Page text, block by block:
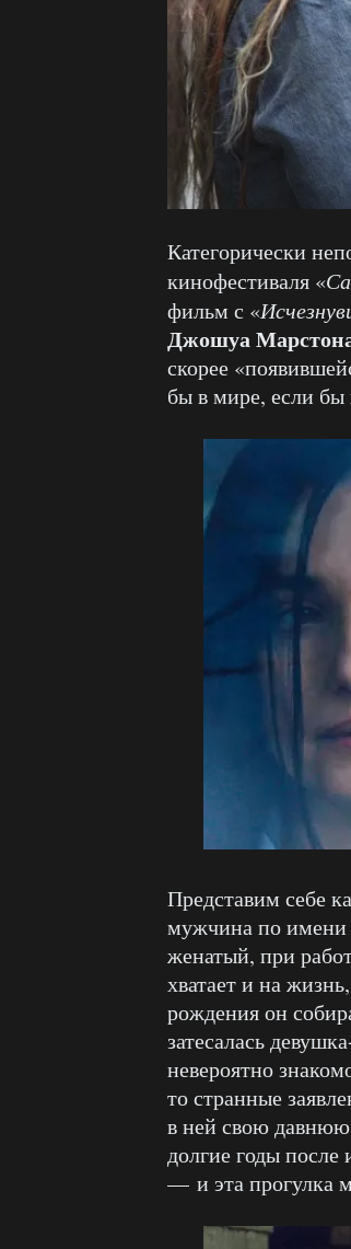
Категорически
кинофестиваля «
фильм с «
Джошуа
скорее
бы в мире, если бы
Представим себе
мужчина по
женатый, при
хватает и на
рождения он
затесалась
невероятно
то странные
в ней свою давнюю
долгие годы после
— и эта прогулка